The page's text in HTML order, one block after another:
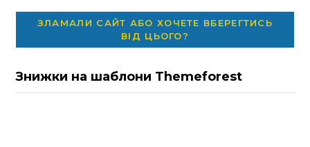
ЗЛАМАЛИ САЙТ АБО ХОЧЕТЕ ВБЕРЕГТИСЬ
ВІД ЦЬОГО?
Знижки на шаблони Themeforest